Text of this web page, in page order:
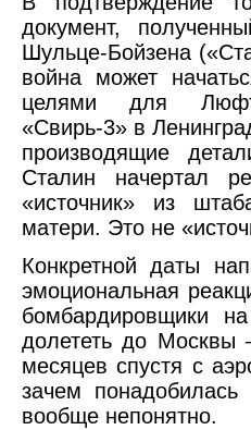
документ,
Шульце-Бойзена
война может
целями для
«Свирь-3» в
производящие
Сталин начертал
«источник» из
матери. Это не
Конкретной даты
эмоциональная
бомбардировщики
долететь до Москвы
месяцев спустя с
зачем
вообще непонятно.